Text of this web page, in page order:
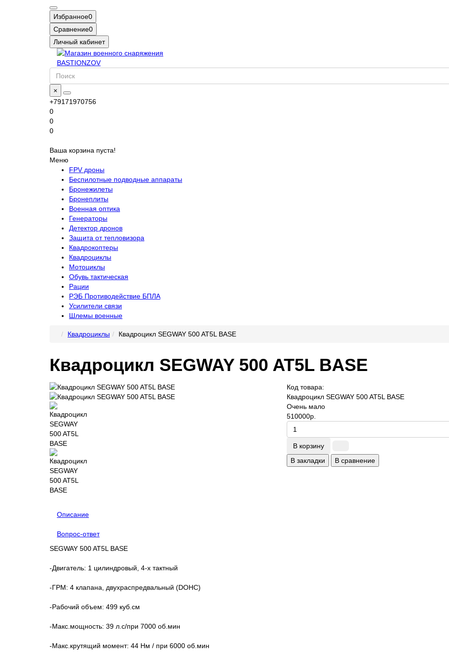
Избранное0
Сравнение0
Личный кабинет
×
+79171970756
0
0
0
Ваша корзина пуста!
Меню
FPV дроны
Беспилотные подводные аппараты
Бронежилеты
Бронеплиты
Военная оптика
Генераторы
Детектор дронов
Защита от тепловизора
Квадрокоптеры
Квадроциклы
Мотоциклы
Обувь тактическая
Рации
РЭБ Противодействие БПЛА
Усилители связи
Шлемы военные
Квадроциклы Квадроцикл SEGWAY 500 AT5L BASE
Квадроцикл SEGWAY 500 AT5L BASE
Код товара:
Квадроцикл SEGWAY 500 AT5L BASE
Очень мало
510000р.
В корзину
В закладки
В сравнение
Описание
Вопрос-ответ
SEGWAY 500 AT5L BASE
-Двигатель: 1 цилиндровый, 4-х тактный
-ГРМ: 4 клапана, двухраспредвальный (DOHC)
-Рабочий объем: 499 куб.см
-Макс.мощность: 39 л.с/при 7000 об.мин
-Макс.крутящий момент: 44 Нм / при 6000 об.мин